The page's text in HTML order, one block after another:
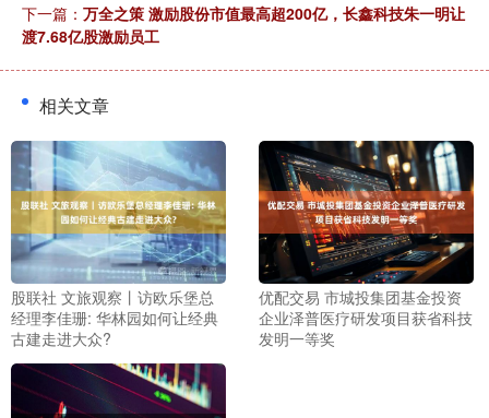
下一篇： 万全之策 激励股份市值最高超200亿，长鑫科技朱一明让
渡7.68亿股激励员工
相关文章
股联社 文旅观察丨访欧乐堡总
经理李佳珊: 华林园如何让经典
古建走进大众?
优配交易 市城投集团基金投资
企业泽普医疗研发项目获省科技
发明一等奖